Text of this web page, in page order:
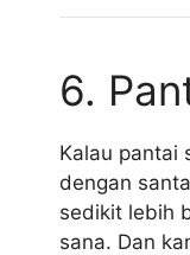
6.
Kalau pantai
dengan
sedikit lebih
sana. Dan